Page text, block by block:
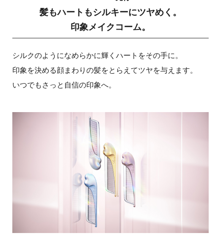
髪もハートもシルキーにツヤめく。
印象メイクコーム。
シルクのようになめらかに輝くハートをその手に。
印象を決める顔まわりの髪をとらえてツヤを与えます。
いつでもさっと自信の印象へ。